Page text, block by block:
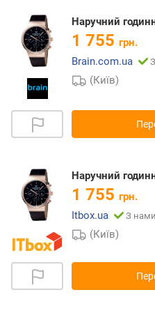
Наручний
1 755 грн.
Brain.com.ua
(Київ)
Наручний
1 755 грн.
Itbox.ua
З нами
(Київ)